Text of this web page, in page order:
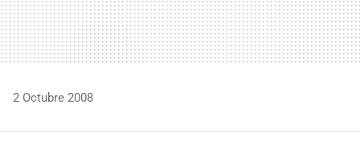
2 Octubre 2008